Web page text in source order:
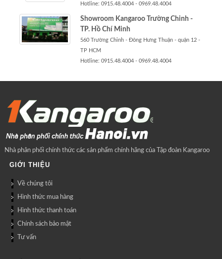
Hotline: 0915.48.4004 - 0969.48.4004
Showroom Kangaroo Trường Chinh -
TP. Hồ Chí Minh
560 Trường Chinh - Đông Hưng Thuận - quận 12 -
TP HCM
Hotline: 0915.48.4004 - 0969.48.4004
Nhà phân phối chính thức các sản phẩm chính hãng của Tập đoàn Kangaroo
GIỚI THIỆU
Về chúng tôi
Hình thức mua hàng
Hình thức thanh toán
Chính sách bảo mật
Tư vấn